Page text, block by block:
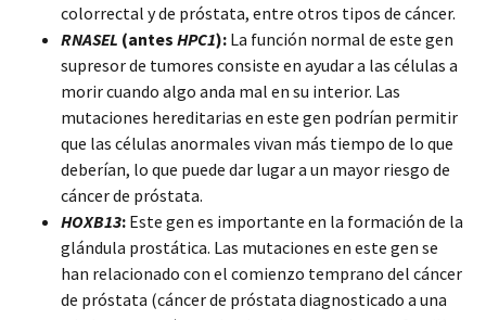
colorrectal y de próstata, entre otros tipos de cáncer.
RNASEL (antes HPC1): La función normal de este gen
supresor de tumores consiste en ayudar a las células a
morir cuando algo anda mal en su interior. Las
mutaciones hereditarias en este gen podrían permitir
que las células anormales vivan más tiempo de lo que
deberían, lo que puede dar lugar a un mayor riesgo de
cáncer de próstata.
HOXB13: Este gen es importante en la formación de la
glándula prostática. Las mutaciones en este gen se
han relacionado con el comienzo temprano del cáncer
de próstata (cáncer de próstata diagnosticado a una